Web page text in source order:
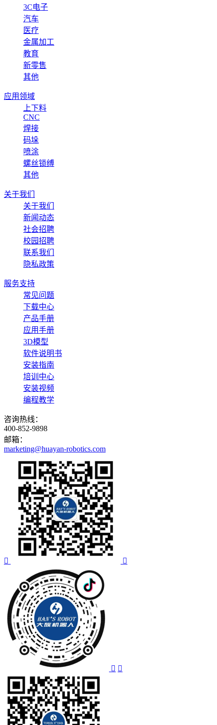
3C电子
汽车
医疗
金属加工
教育
新零售
其他
应用领域
上下料
CNC
焊接
码垛
喷涂
螺丝锁缚
其他
关于我们
关于我们
新闻动态
社会招聘
校园招聘
联系我们
隐私政策
服务支持
常见问题
下载中心
产品手册
应用手册
3D模型
软件说明书
安装指南
培训中心
安装视频
编程教学
咨询热线：
400-852-9898
邮箱：
marketing@huayan-robotics.com